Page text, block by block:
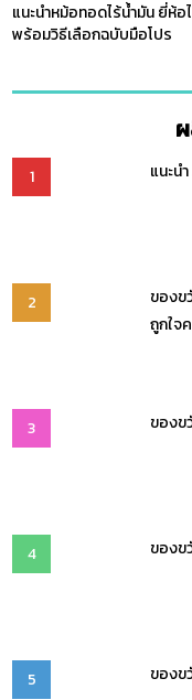
แนะนำหม้อทอดไร้น้ำมัน ยี่ห้อ
พร้อมวิธีเลือกฉบับมือโปร
1 แนะน
2
ของข
ถูกใจ
3 ของข
4 ของข
5 ของข